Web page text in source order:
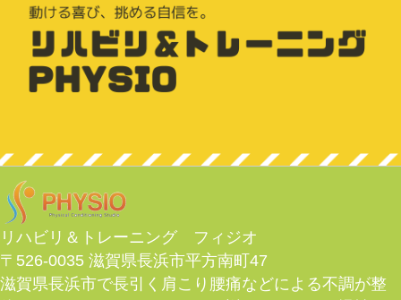
リハビリ＆トレーニング フィジオ
〒526-0035 滋賀県長浜市平方南町47
滋賀県長浜市で長引く肩こり腰痛などによる不調が整